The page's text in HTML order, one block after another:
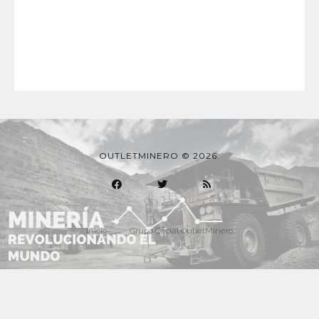
OUTLETMINERO © 2026.
Inicio Grupo Oficial OutletMinero